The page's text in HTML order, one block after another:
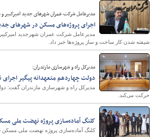
مدیرعامل شرکت عمران شهرهای جدید امیرکبیر و
اجرای پروژه‌های مسکن در شهرهای
مدیرعامل شرکت عمران شهرجدید
شیفته شدن کار ساخت و ساز پروژه‌ها خبر داد.
مدیرکل راه و شهرسازی مازندران:
دولت چهاردهم متعهدانه پیگیر
مدیرکل راه و شهرسازی مازندران گفت:
حرکت می‌کند.
کلنگ آماده‌سازی پروژه نهضت ملی
کلنگ آماده‌سازی پروژه نهضت ملی مسکن قلعه گنج در مساحت ۹۷ هکتار و